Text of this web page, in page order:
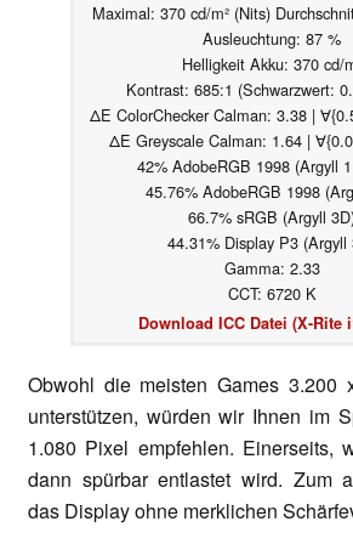
Maximal: 370 cd/m² (Nits)
Ausleuchtung: 87 %
Helligkeit Akku: 370 cd/
Kontrast: 685:1 (Schwarzwert:
ΔE ColorChecker Calman: 3.38 |
ΔE Greyscale Calman: 1.64 |
42% AdobeRGB 1998 (Argyll
45.76% AdobeRGB 1998
66.7% sRGB (Argyll
44.31% Display P3 (Argyll
Gamma: 2.33
CCT: 6720 K
Download ICC Datei (X-Rite
Obwohl die meisten Games 3.200
unterstützen, würden wir Ihnen im
1.080 Pixel empfehlen. Einerseits,
dann spürbar entlastet wird. Zum
das Display ohne merklichen